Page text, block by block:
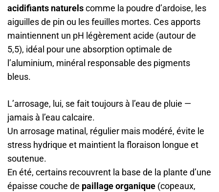
acidifiants naturelscomme la poudre d’ardoise, les
aiguilles de pin ou les feuilles mortes. Ces apports
maintiennent un pH légèrement acide (autour de
5,5), idéal pour une absorption optimale de
l’aluminium, minéral responsable des pigments
bleus.
L’arrosage, lui, se fait toujours à l’eau de pluie —
jamais à l’eau calcaire.
Un arrosage matinal, régulier mais modéré, évite le
stress hydrique et maintient la floraison longue et
soutenue.
En été, certains recouvrent la base de la plante d’une
épaisse couche de paillage organique (copeaux,